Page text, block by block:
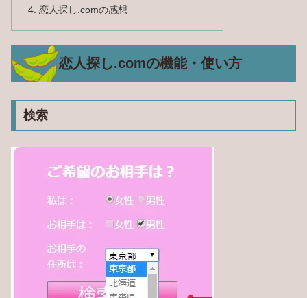
恋人探し.comの感想
恋人探し.comの機能・使い方
検索